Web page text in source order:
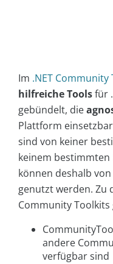
Im .NET Community
hilfreiche Toolsfür
gebündelt, die
Plattform
sind von keiner
keinem bestimmten
können deshalb
genutzt werden. Zu
Community Toolkits
andere
verfügbar sind